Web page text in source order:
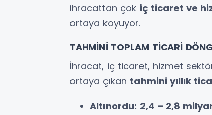
ihracattan çok iç ticaret ve
ortaya koyuyor.
TAHMİNİ TOPLAM TİCARİ
İhracat, iç ticaret, hizmet
ortaya çıkan tahmini yıllık
Altınordu: 2,4 – 2,8